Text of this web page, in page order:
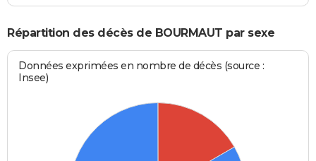
Répartition des décès de BOURMAUT par sexe
Données exprimées en nombre de décès (source :
Insee)